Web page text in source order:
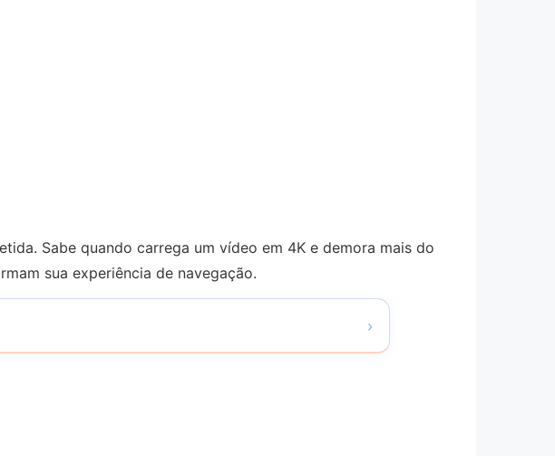
Sabe quando carrega um vídeo em 4K e demora mais do
sua experiência de navegação.
›